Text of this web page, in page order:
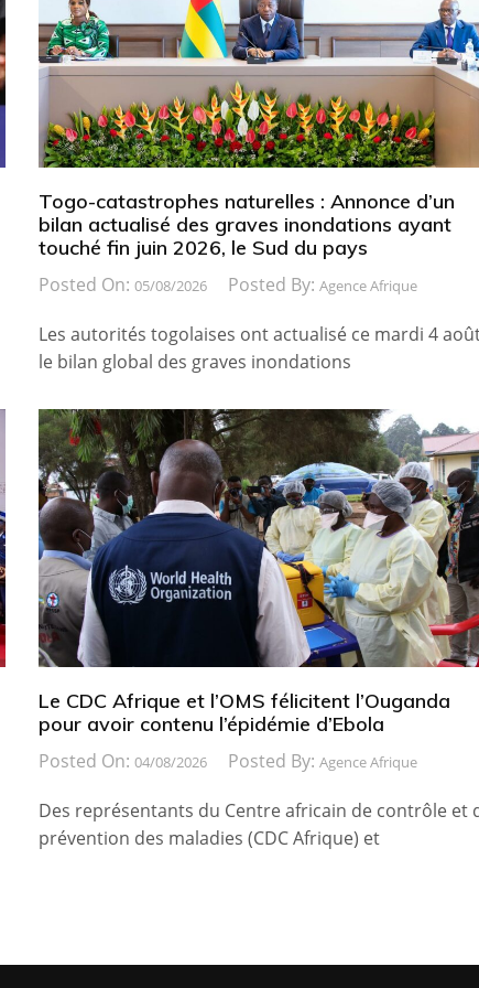
Togo-catastrophes naturelles : Annonce d’un
bilan actualisé des graves inondations ayant
touché fin juin 2026, le Sud du pays
Posted On: 05/08/2026 Posted By: Agence Afrique
Les autorités togolaises ont actualisé ce mardi 4
le bilan global des graves inondations
Le CDC Afrique et l’OMS félicitent l’Ouganda
pour avoir contenu l’épidémie d’Ebola
Posted On: 04/08/2026 Posted By: Agence Afrique
Des représentants du Centre africain de contrôle et
prévention des maladies (CDC Afrique) et